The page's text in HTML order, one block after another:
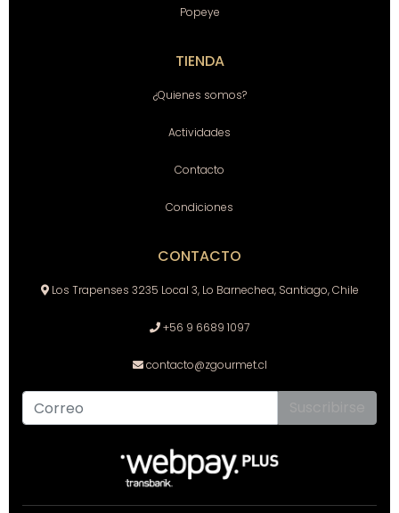
Popeye
TIENDA
¿Quienes somos?
Actividades
Contacto
Condiciones
CONTACTO
Los Trapenses 3235 Local 3, Lo Barnechea, Santiago, Chile
+56 9 6689 1097
contacto@zgourmet.cl